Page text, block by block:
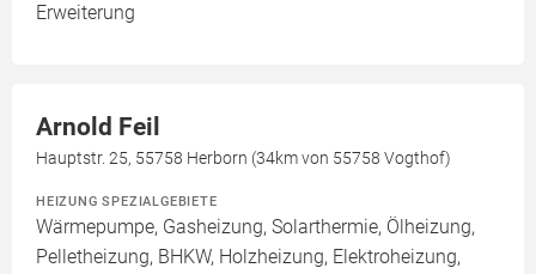
Erweiterung
Arnold Feil
Hauptstr. 25, 55758 Herborn (34km von 55758 Vogthof)
HEIZUNG SPEZIALGEBIETE
Wärmepumpe, Gasheizung, Solarthermie, Ölheizung,
Pelletheizung, BHKW, Holzheizung, Elektroheizung,